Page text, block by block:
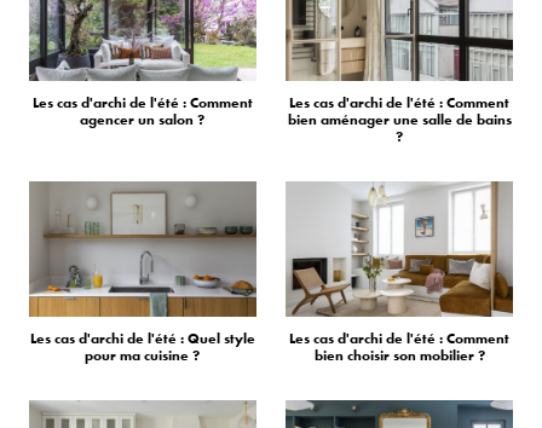
Les cas d'archi de l'été : Comment
agencer un salon ?
Les cas d'archi de l'été : Comment
bien aménager une salle de bains
?
Les cas d'archi de l'été : Quel style
pour ma cuisine ?
Les cas d'archi de l'été : Comment
bien choisir son mobilier ?